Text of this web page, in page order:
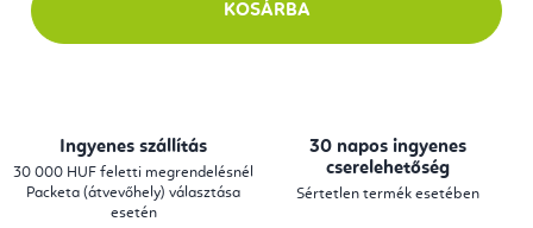
KOSÁRBA
Ingyenes szállítás
30 000 HUF feletti megrendelésnél
Packeta (átvevőhely) választása
esetén
30 napos ingyenes
cserelehetőség
Sértetlen termék esetében